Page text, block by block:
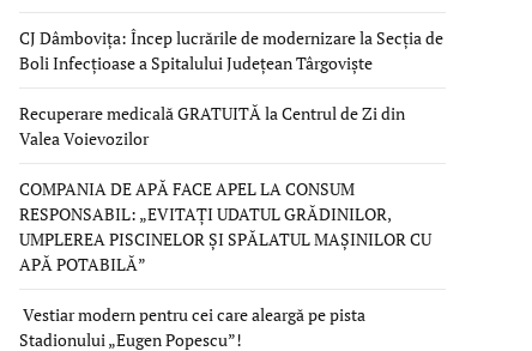
CJ Dâmbovița: Încep lucrările de modernizare la Secția de
Boli Infecțioase a Spitalului Județean Târgoviște
Recuperare medicală GRATUITĂ la Centrul de Zi din
Valea Voievozilor
COMPANIA DE APĂ FACE APEL LA CONSUM
RESPONSABIL: „EVITAȚI UDATUL GRĂDINILOR,
UMPLEREA PISCINELOR ȘI SPĂLATUL MAȘINILOR CU
APĂ POTABILĂ”
Vestiar modern pentru cei care aleargă pe pista
Stadionului „Eugen Popescu”!